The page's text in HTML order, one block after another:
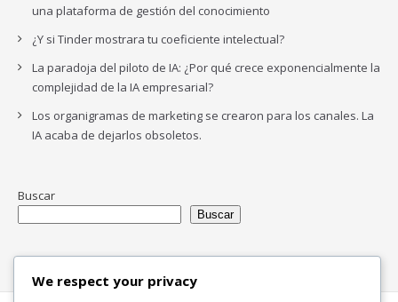
una plataforma de gestión del conocimiento
¿Y si Tinder mostrara tu coeficiente intelectual?
La paradoja del piloto de IA: ¿Por qué crece exponencialmente la
complejidad de la IA empresarial?
Los organigramas de marketing se crearon para los canales. La
IA acaba de dejarlos obsoletos.
Buscar
Buscar
We respect your privacy